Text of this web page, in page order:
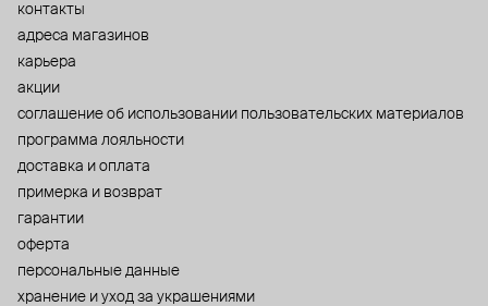
контакты
адреса магазинов
карьера
акции
cоглашение об использовании пользовательских материалов
программа лояльности
доставка и оплата
примерка и возврат
гарантии
оферта
персональные данные
хранение и уход за украшениями